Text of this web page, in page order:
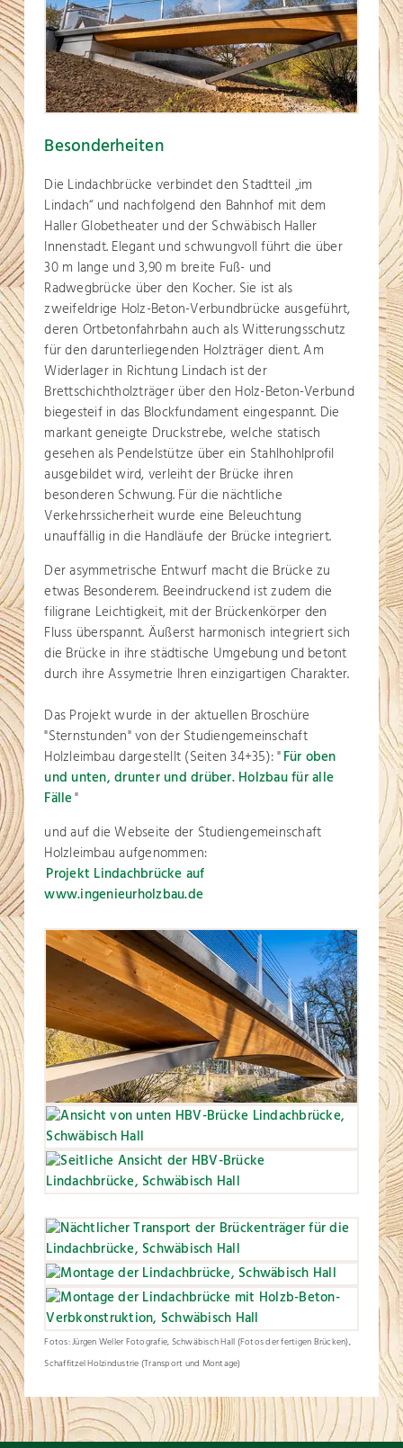
Besonderheiten
Die Lindachbrücke verbindet den Stadtteil „im
Lindach“ und nachfolgend den Bahnhof mit dem
Haller Globetheater und der Schwäbisch Haller
Innenstadt. Elegant und schwungvoll führt die über
30 m lange und 3,90 m breite Fuß- und
Radwegbrücke über den Kocher. Sie ist als
zweifeldrige Holz-Beton-Verbundbrücke ausgeführt,
deren Ortbetonfahrbahn auch als Witterungsschutz
für den darunterliegenden Holzträger dient. Am
Widerlager in Richtung Lindach ist der
Brettschichtholzträger über den Holz-Beton-Verbund
biegesteif in das Blockfundament eingespannt. Die
markant geneigte Druckstrebe, welche statisch
gesehen als Pendelstütze über ein Stahlhohlprofil
ausgebildet wird, verleiht der Brücke ihren
besonderen Schwung. Für die nächtliche
Verkehrssicherheit wurde eine Beleuchtung
unauffällig in die Handläufe der Brücke integriert.
Der asymmetrische Entwurf macht die Brücke zu
etwas Besonderem. Beeindruckend ist zudem die
filigrane Leichtigkeit, mit der Brückenkörper den
Fluss überspannt. Äußerst harmonisch integriert sich
die Brücke in ihre städtische Umgebung und betont
durch ihre Assymetrie Ihren einzigartigen Charakter.
Das Projekt wurde in der aktuellen Broschüre
"Sternstunden" von der Studiengemeinschaft
Holzleimbau dargestellt (Seiten 34+35): "Für oben
und unten, drunter und drüber. Holzbau für alle
Fälle"
und auf die Webseite der Studiengemeinschaft
Holzleimbau aufgenommen:
Projekt Lindachbrücke auf
www.ingenieurholzbau.de
Fotos: Jürgen Weller Fotografie, Schwäbisch Hall (Fotos der fertigen Brücken),
Schaffitzel Holzindustrie (Transport und Montage)